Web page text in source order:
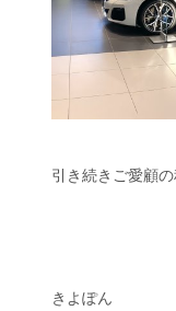
引き続きご愛顧
きよぽん